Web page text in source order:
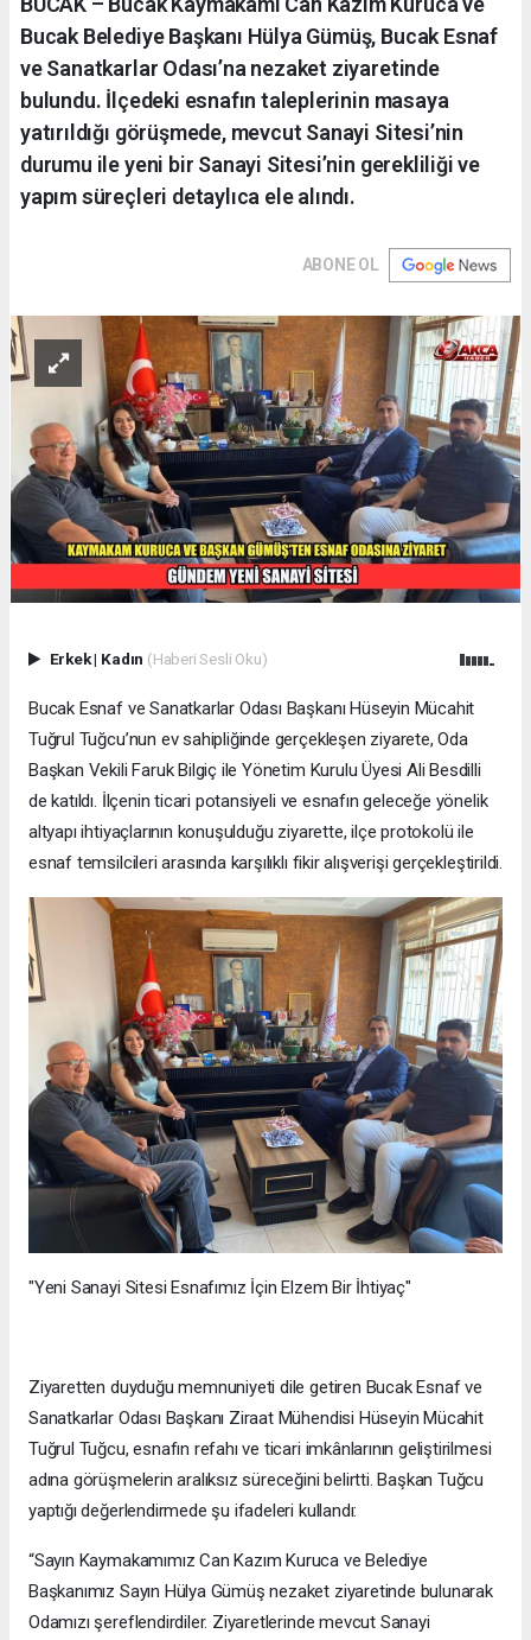
Bucak Belediye Başkanı Hülya Gümüş, Bucak Esnaf
ve Sanatkarlar Odası’na nezaket ziyaretinde
bulundu. İlçedeki esnafın taleplerinin masaya
yatırıldığı görüşmede, mevcut Sanayi Sitesi’nin
durumu ile yeni bir Sanayi Sitesi’nin gerekliliği ve
yapım süreçleri detaylıca ele alındı.
ABONE OL
Erkek| Kadın (Haberi Sesli Oku)
Bucak Esnaf ve Sanatkarlar Odası Başkanı Hüseyin Mücahit
Tuğrul Tuğcu’nun ev sahipliğinde gerçekleşen ziyarete, Oda
Başkan Vekili Faruk Bilgiç ile Yönetim Kurulu Üyesi Ali Besdilli
de katıldı. İlçenin ticari potansiyeli ve esnafın geleceğe yönelik
altyapı ihtiyaçlarının konuşulduğu ziyarette, ilçe protokolü ile
esnaf temsilcileri arasında karşılıklı fikir alışverişi gerçekleştirildi.
"Yeni Sanayi Sitesi Esnafımız İçin Elzem Bir İhtiyaç"
Ziyaretten duyduğu memnuniyeti dile getiren Bucak Esnaf ve
Sanatkarlar Odası Başkanı Ziraat Mühendisi Hüseyin Mücahit
Tuğrul Tuğcu, esnafın refahı ve ticari imkânlarının geliştirilmesi
adına görüşmelerin aralıksız süreceğini belirtti. Başkan Tuğcu
yaptığı değerlendirmede şu ifadeleri kullandı:
“Sayın Kaymakamımız Can Kazım Kuruca ve Belediye
Başkanımız Sayın Hülya Gümüş nezaket ziyaretinde bulunarak
Odamızı şereflendirdiler. Ziyaretlerinde mevcut Sanayi